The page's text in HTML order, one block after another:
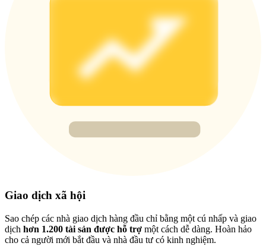
Precious Metals Trading Carnival
Trade Gold & Silver · 33,333 USDT Bonus
USDT New User Exclusive 10% APR
USDT Flexible Staking | Daily Rewards
Crypto World Cup 2026: Grand Finale
Giao dịch xã hội
Sao chép các nhà giao dịch hàng đầu chỉ bằng một cú nhấp và giao
dịch hơn 1.200 tài sản được hỗ trợ một cách dễ dàng. Hoàn hảo
cho cả người mới bắt đầu và nhà đầu tư có kinh nghiệm.